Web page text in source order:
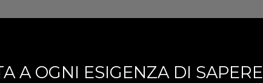
A OGNI ESIGENZA DI SAPERE